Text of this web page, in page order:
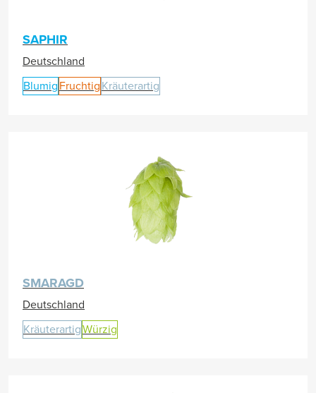
SAPHIR
Deutschland
Blumig Fruchtig Kräuterartig
SMARAGD
Deutschland
KräuterartigWürzig